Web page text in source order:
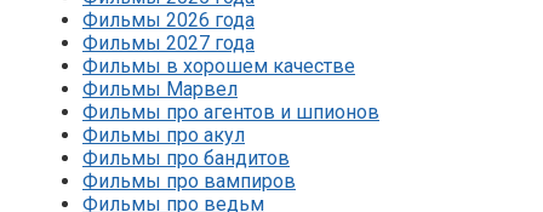
Фильмы 2026 года
Фильмы 2027 года
Фильмы в хорошем качестве
Фильмы Марвел
Фильмы про агентов и шпионов
Фильмы про акул
Фильмы про бандитов
Фильмы про вампиров
Фильмы про ведьм